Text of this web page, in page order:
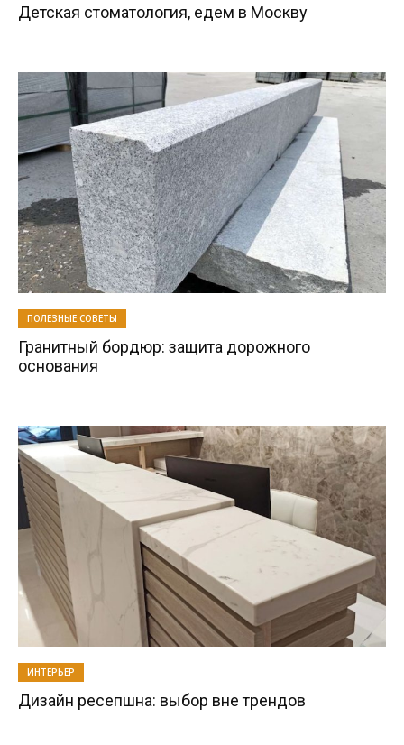
Детская стоматология, едем в Москву
ПОЛЕЗНЫЕ СОВЕТЫ
Гранитный бордюр: защита дорожного
основания
ИНТЕРЬЕР
Дизайн ресепшна: выбор вне трендов